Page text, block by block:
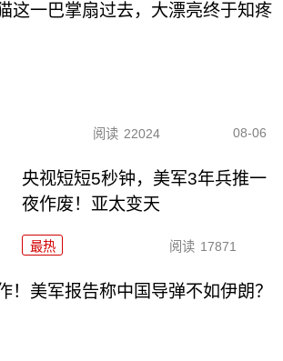
这一巴掌扇过去，大漂亮终于知疼
阅读 22024 08-06
央视短短5秒钟，美军3年兵推一
夜作废！亚太变天
最热 阅读 17871
！美军报告称中国导弹不如伊朗？